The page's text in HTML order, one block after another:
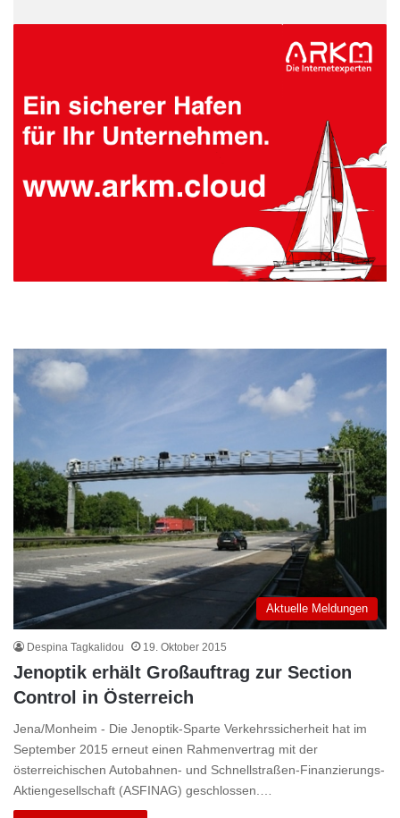
Aktuelle Meldungen
Despina Tagkalidou 19. Oktober 2015
Jenoptik erhält Großauftrag zur Section
Control in Österreich
Jena/Monheim - Die Jenoptik-Sparte Verkehrssicherheit hat im
September 2015 erneut einen Rahmenvertrag mit der
österreichischen Autobahnen- und Schnellstraßen-Finanzierungs-
Aktiengesellschaft (ASFINAG) geschlossen.…